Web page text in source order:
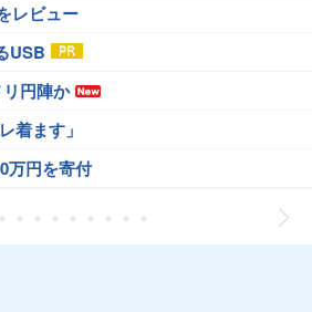
レビュー
USB
円陣か
着ます」
万円を寄付